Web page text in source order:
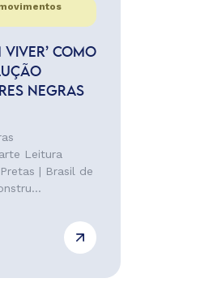
VIVER’ COMO
NEGRAS
Leitura
| Brasil de